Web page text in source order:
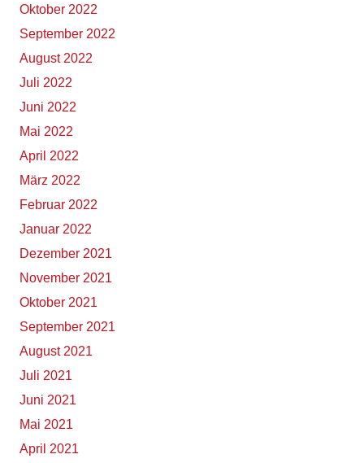
Oktober 2022
September 2022
August 2022
Juli 2022
Juni 2022
Mai 2022
April 2022
März 2022
Februar 2022
Januar 2022
Dezember 2021
November 2021
Oktober 2021
September 2021
August 2021
Juli 2021
Juni 2021
Mai 2021
April 2021